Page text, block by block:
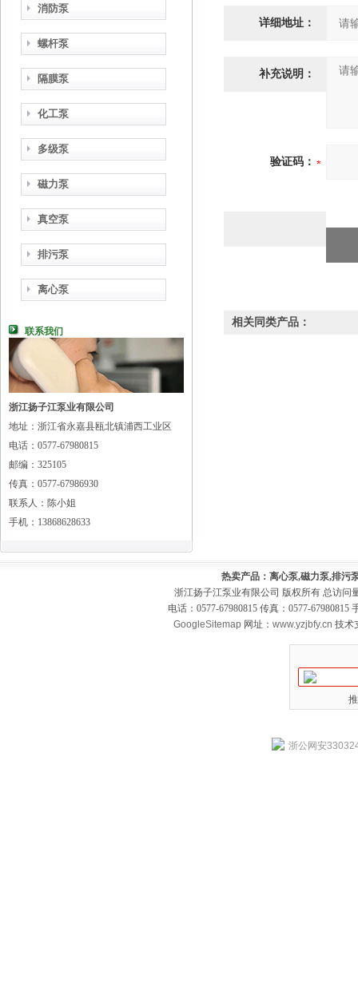
消防泵
螺杆泵
隔膜泵
化工泵
多级泵
磁力泵
真空泵
排污泵
离心泵
联系我们
浙江扬子江泵业有限公司
地址：浙江省永嘉县瓯北镇浦西工业区
电话：0577-67980815
邮编：325105
传真：0577-67986930
联系人：陈小姐
手机：13868628633
详细地址：
补充说明：
验证码：
相关同类产品：
热卖产品：离心泵,磁力泵,排污
浙江扬子江泵业有限公司 版权所有 总访问
电话：0577-67980815 传真：0577-
GoogleSitemap 网址： www.yzjbfy.cn 技术
浙公网安